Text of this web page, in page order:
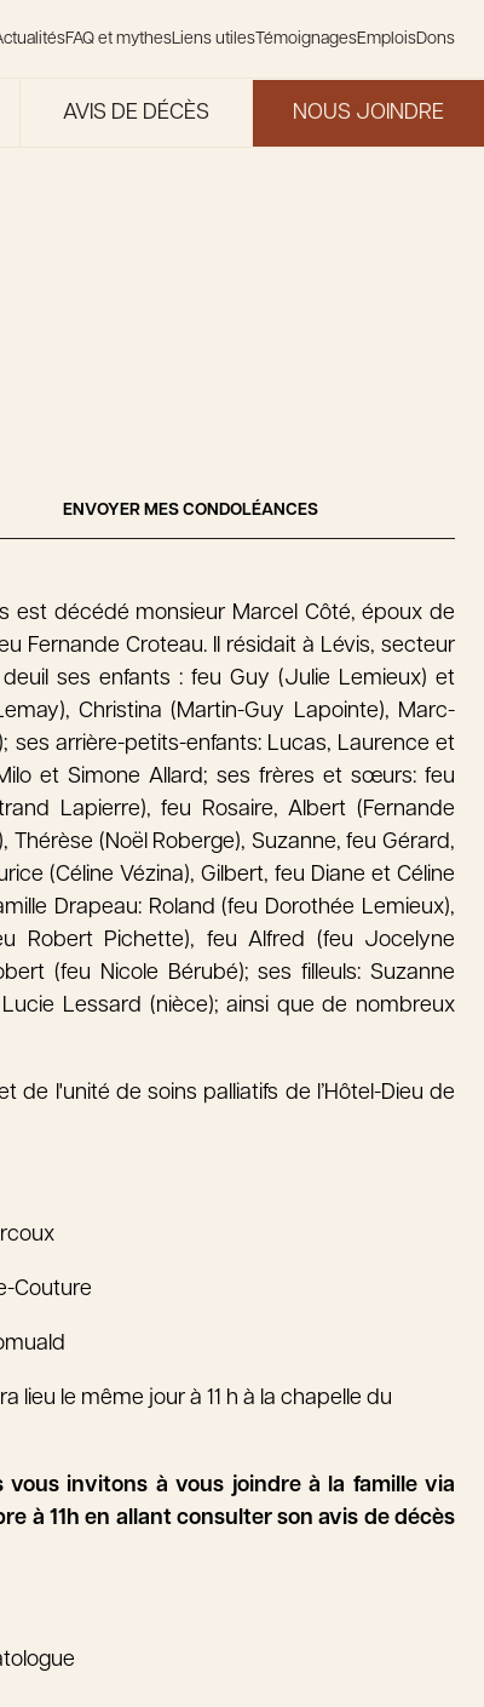
FAQ et mythesLiens utilesTémoignagesEmploisDons
AVIS DE DÉCÈS NOUS JOINDRE
ENVOYER MES CONDOLÉANCES
est décédé monsieur Marcel Côté, époux de
Fernande Croteau. Il résidait à Lévis, secteur
ses enfants : feu Guy (Julie Lemieux) et
Christina (Martin-Guy Lapointe), Marc-
ses arrière-petits-enfants: Lucas, Laurence et
et Simone Allard; ses frères et sœurs: feu
Lapierre), feu Rosaire, Albert (Fernande
Thérèse (Noël Roberge), Suzanne, feu Gérard,
(Céline Vézina), Gilbert, feu Diane et Céline
Drapeau: Roland (feu Dorothée Lemieux),
Robert Pichette), feu Alfred (feu Jocelyne
(feu Nicole Bérubé); ses filleuls: Suzanne
Lessard (nièce); ainsi que de nombreux
de l'unité de soins palliatifs de l’Hôtel-Dieu de
Couture
lieu le même jour à 11 h à la chapelle du
invitons à vous joindre à la famille via
à 11h en allant consulter son avis de décès